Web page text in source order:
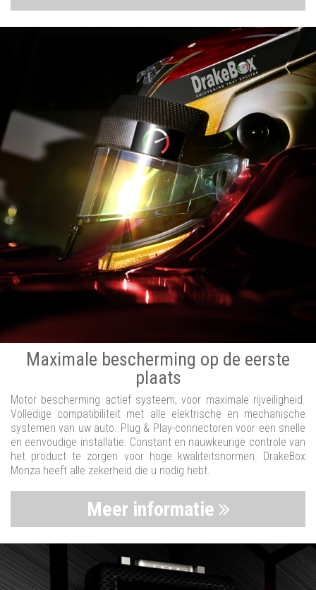
Maximale bescherming op de eerste
plaats
Motor bescherming actief systeem, voor maximale rijveiligheid.
Volledige compatibiliteit met alle elektrische en mechanische
systemen van uw auto. Plug & Play-connectoren voor een snelle
en eenvoudige installatie. Constant en nauwkeurige controle van
het product te zorgen voor hoge kwaliteitsnormen. DrakeBox
Monza heeft alle zekerheid die u nodig hebt.
Meer informatie